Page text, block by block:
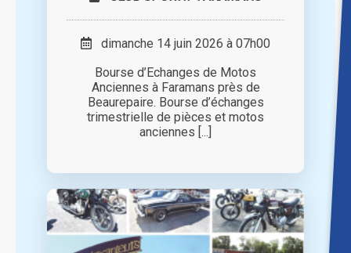
dimanche 14 juin 2026 à 07h00
Bourse d’Echanges de Motos
Anciennes à Faramans près de
Beaurepaire. Bourse d’échanges
trimestrielle de pièces et motos
anciennes [...]